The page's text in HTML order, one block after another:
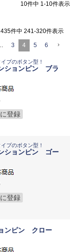
10件中 1-10件表示
435件中 241-320件表示
3 4 5 6
プのボタン型！
ションピン ブラ
登録
プのボタン型！
ションピン ゴー
登録
ンピン クロー